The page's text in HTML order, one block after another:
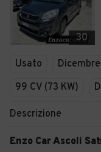
30
Usato
99 CV (73 KW)
Descrizione
Enzo Car Ascoli